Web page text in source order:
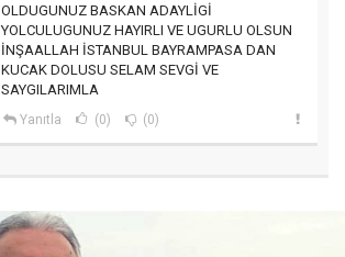
OLDUGUNUZ BASKAN ADAYLİGİ
YOLCULUGUNUZ HAYIRLI VE UGURLU OLSUN
İNŞAALLAH İSTANBUL BAYRAMPASA DAN
KUCAK DOLUSU SELAM SEVGİ VE
SAYGILARIMLA
Yanıtla (0) (0)